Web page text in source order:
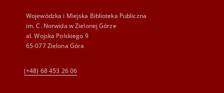
Wojewódzka i Miejska Biblioteka Publiczna
im. C. Norwida w Zielonej Górze
al. Wojska Polskiego 9
65-077 Zielona Góra
(+48) 68 453 26 06